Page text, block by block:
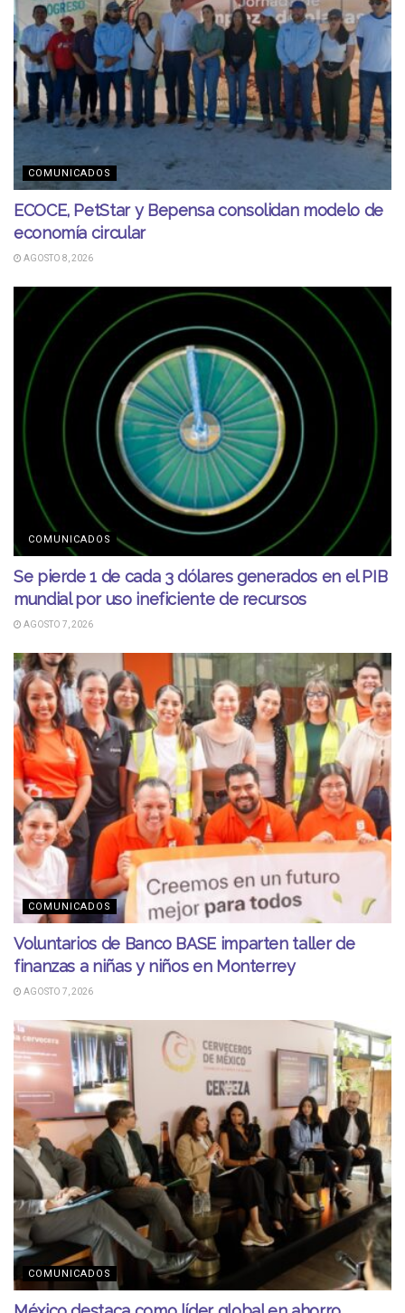
COMUNICADOS
ECOCE, PetStar y Bepensa consolidan modelo de
economía circular
AGOSTO 8, 2026
COMUNICADOS
Se pierde 1 de cada 3 dólares generados en el PIB
mundial por uso ineficiente de recursos
AGOSTO 7, 2026
COMUNICADOS
Voluntarios de Banco BASE imparten taller de
finanzas a niñas y niños en Monterrey
AGOSTO 7, 2026
COMUNICADOS